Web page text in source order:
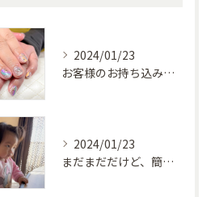
2024/01/23
お客様のお持ち込みデザイン
2024/01/23
まだまだだけど、簡単な物は自分で食べられるようになってきた♡